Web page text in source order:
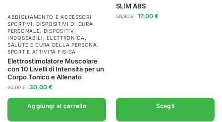
ABBIGLIAMENTO E ACCESSORI
SPORTIVI ,DISPOSITIVI DI CURA
PERSONALE, DISPOSITIVI
INDOSSABILI ,ELETTRONICA ,
SALUTE E CURA DELLA PERSONA ,
SPORT E ATTIVITÀ FISICA
Elettrostimolatore Muscolare
con 10 Livelli di Intensità per un
Corpo Tonico e Allenato
60,00€ 30,00 €
Aggiungi al carrello
SLIM ABS
59,90€ 17,00 €
Scegli